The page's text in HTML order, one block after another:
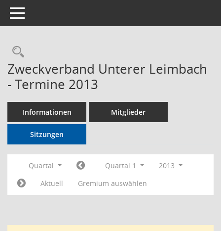
Toggle navigation
Rechercheauswahl
Zweckverband Unterer Leimbach
- Termine 2013
Informationen Mitglieder
Sitzungen
Quartal Quartal 1
2013
Aktuell
Gremium auswählen